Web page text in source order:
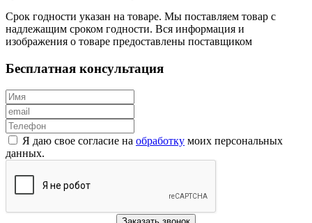
Срок годности указан на товаре. Мы поставляем товар с
надлежащим сроком годности. Вся информация и
изображения о товаре предоставлены поставщиком
Бесплатная консультация
Я даю свое согласие на обработку моих персональных
данных.